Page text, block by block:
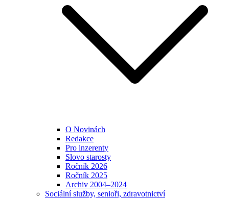
O Novinách
Redakce
Pro inzerenty
Slovo starosty
Ročník 2026
Ročník 2025
Archiv 2004–2024
Sociální služby, senioři, zdravotnictví